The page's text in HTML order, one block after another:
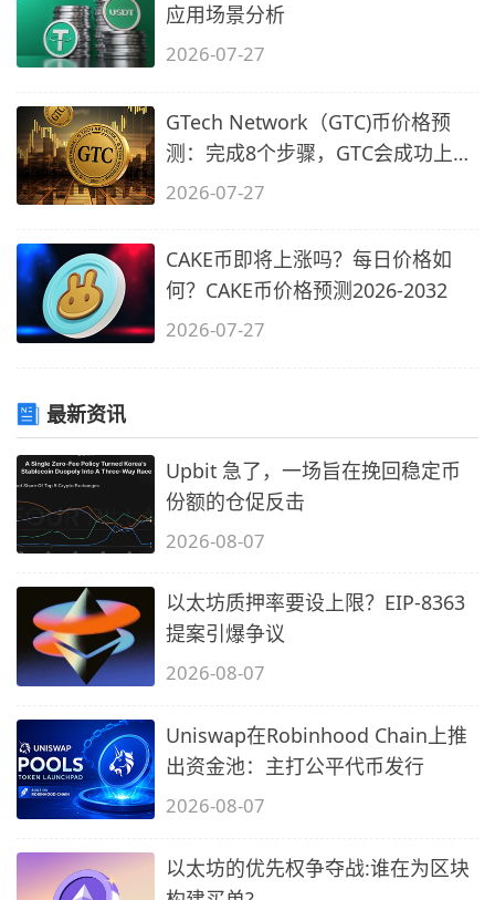
应用场景分析
2026-07-27
GTech Network（GTC)币价格预
测：完成8个步骤，GTC会成功上市
吗？
2026-07-27
CAKE币即将上涨吗？每日价格如
何？CAKE币价格预测2026-2032
2026-07-27
最新资讯
Upbit 急了，一场旨在挽回稳定币
份额的仓促反击
2026-08-07
以太坊质押率要设上限？EIP-8363
提案引爆争议
2026-08-07
Uniswap在Robinhood Chain上推
出资金池：主打公平代币发行
2026-08-07
以太坊的优先权争夺战:谁在为区块